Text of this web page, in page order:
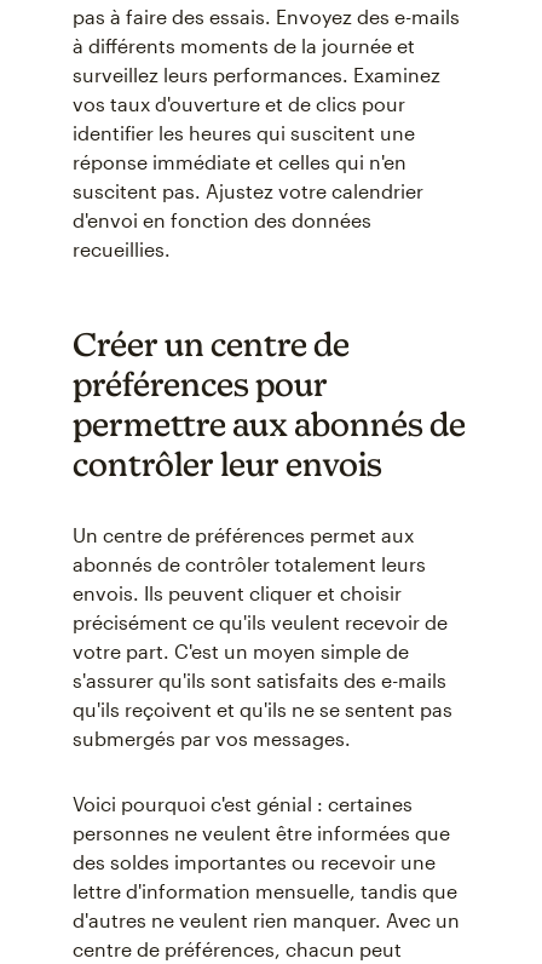
pas à faire des essais. Envoyez des e-mails
à différents moments de la journée et
surveillez leurs performances. Examinez
vos taux d'ouverture et de clics pour
identifier les heures qui suscitent une
réponse immédiate et celles qui n'en
suscitent pas. Ajustez votre calendrier
d'envoi en fonction des données
recueillies.
Créer un centre de
préférences pour
permettre aux abonnés de
contrôler leur envois
Un centre de préférences permet aux
abonnés de contrôler totalement leurs
envois. Ils peuvent cliquer et choisir
précisément ce qu'ils veulent recevoir de
votre part. C'est un moyen simple de
s'assurer qu'ils sont satisfaits des e-mails
qu'ils reçoivent et qu'ils ne se sentent pas
submergés par vos messages.
Voici pourquoi c'est génial : certaines
personnes ne veulent être informées que
des soldes importantes ou recevoir une
lettre d'information mensuelle, tandis que
d'autres ne veulent rien manquer. Avec un
centre de préférences, chacun peut